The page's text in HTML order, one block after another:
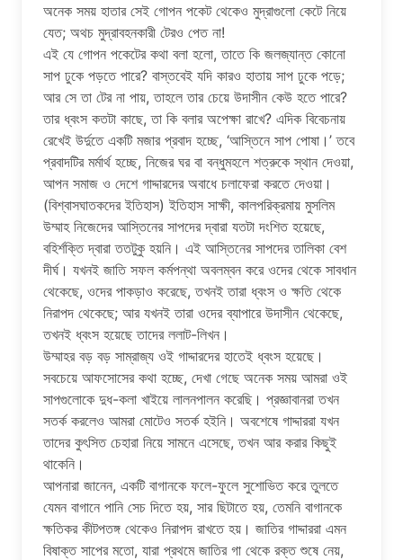
অনেক সময় হাতার সেই গোপন পকেট থেকেও মুদ্রাগুলো কেটে নিয়ে
যেত; অথচ মুদ্রাবহনকারী টেরও পেত না!
এই যে গোপন পকেটের কথা বলা হলো, তাতে কি জলজ্যান্ত কোনো
সাপ ঢুকে পড়তে পারে? বাস্তবেই যদি কারও হাতায় সাপ ঢুকে পড়ে;
আর সে তা টের না পায়, তাহলে তার চেয়ে উদাসীন কেউ হতে পারে?
তার ধ্বংস কতটা কাছে, তা কি বলার অপেক্ষা রাখে? এদিক বিবেচনায়
রেখেই উর্দুতে একটি মজার প্রবাদ হচ্ছে, ‘আস্তিনে সাপ পোষা।’ তবে
প্রবাদটির মর্মার্থ হচ্ছে, নিজের ঘর বা বন্ধুমহলে শত্রুকে স্থান দেওয়া,
আপন সমাজ ও দেশে গাদ্দারদের অবাধে চলাফেরা করতে দেওয়া।
(বিশ্বাসঘাতকদের ইতিহাস) ইতিহাস সাক্ষী, কালপরিক্রমায় মুসলিম
উম্মাহ নিজেদের আস্তিনের সাপদের দ্বারা যতটা দংশিত হয়েছে,
বহির্শক্তি দ্বারা ততটুকু হয়নি। এই আস্তিনের সাপদের তালিকা বেশ
দীর্ঘ। যখনই জাতি সফল কর্মপন্থা অবলম্বন করে ওদের থেকে সাবধান
থেকেছে, ওদের পাকড়াও করেছে, তখনই তারা ধ্বংস ও ক্ষতি থেকে
নিরাপদ থেকেছে; আর যখনই তারা ওদের ব্যাপারে উদাসীন থেকেছে,
তখনই ধ্বংস হয়েছে তাদের ললাট-লিখন।
উম্মাহর বড় বড় সাম্রাজ্য ওই গাদ্দারদের হাতেই ধ্বংস হয়েছে।
সবচেয়ে আফসোসের কথা হচ্ছে, দেখা গেছে অনেক সময় আমরা ওই
সাপগুলোকে দুধ-কলা খাইয়ে লালনপালন করেছি। প্রজ্ঞাবানরা তখন
সতর্ক করলেও আমরা মোটেও সতর্ক হইনি। অবশেষে গাদ্দাররা যখন
তাদের কুৎসিত চেহারা নিয়ে সামনে এসেছে, তখন আর করার কিছুই
থাকেনি।
আপনারা জানেন, একটি বাগানকে ফলে-ফুলে সুশোভিত করে তুলতে
যেমন বাগানে পানি সেচ দিতে হয়, সার ছিটাতে হয়, তেমনি বাগানকে
ক্ষতিকর কীটপতঙ্গ থেকেও নিরাপদ রাখতে হয়। জাতির গাদ্দাররা এমন
বিষাক্ত সাপের মতো, যারা প্রথমে জাতির গা থেকে রক্ত শুষে নেয়,